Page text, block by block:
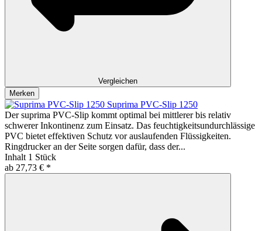
Vergleichen
Merken
Suprima PVC-Slip 1250
Der suprima PVC-Slip kommt optimal bei mittlerer bis relativ
schwerer Inkontinenz zum Einsatz. Das feuchtigkeitsundurchlässige
PVC bietet effektiven Schutz vor auslaufenden Flüssigkeiten.
Ringdrucker an der Seite sorgen dafür, dass der...
Inhalt 1 Stück
ab 27,73 € *